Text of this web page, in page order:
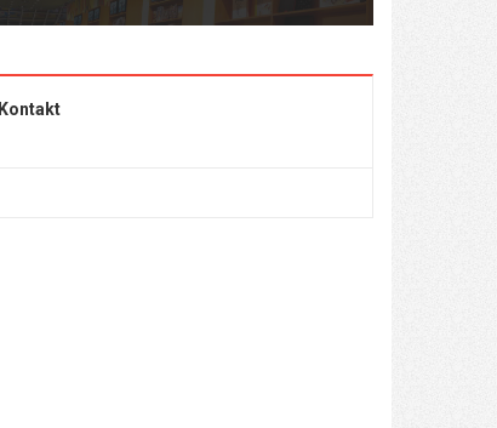
Kontakt